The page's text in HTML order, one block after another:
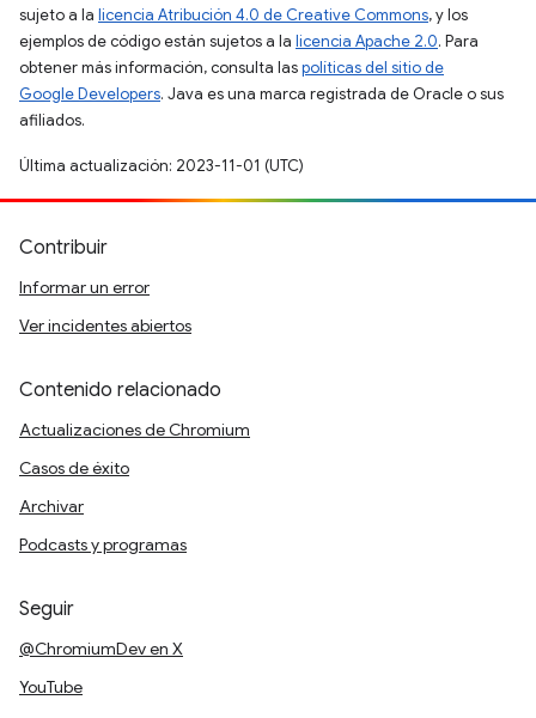
sujeto a la licencia Atribución 4.0 de Creative Commons, y los
ejemplos de código están sujetos a la licencia Apache 2.0. Para
obtener más información, consulta laspolíticas del sitio de
Google Developers. Java es una marca registrada de Oracle o sus
afiliados.
Última actualización: 2023-11-01 (UTC)
Contribuir
Informar un error
Ver incidentes abiertos
Contenido relacionado
Actualizaciones de Chromium
Casos de éxito
Archivar
Podcasts y programas
Seguir
@ChromiumDev en X
YouTube